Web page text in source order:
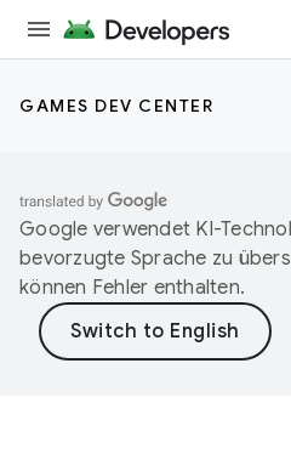
GAMES DEV CENTER
Google verwendet KI-
bevorzugte Sprache zu
können Fehler enthalten.